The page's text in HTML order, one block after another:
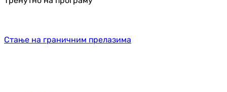
Стање на граничним прелазима